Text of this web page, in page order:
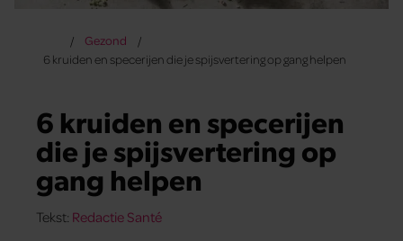
Gezond
6 kruiden en specerijen die je spijsvertering op gang helpen
6 kruiden en specerijen
die je spijsvertering op
gang helpen
Tekst: Redactie Santé